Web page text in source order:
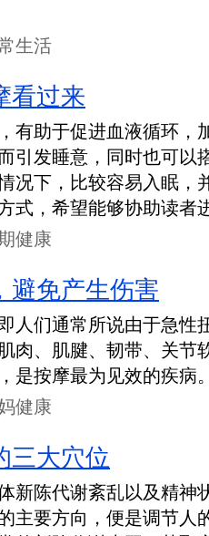
生活
看过来
有助于促进血液循环，
引发睡意，同时也可以
况下，比较容易入眠，
式，希望能够协助读者
健康
避免产生伤害
人们通常所说由于急性
肉、肌腱、韧带、关节
是按摩最为见效的疾病
健康
三大穴位
新陈代谢紊乱以及精神
主要方向，便是调节人